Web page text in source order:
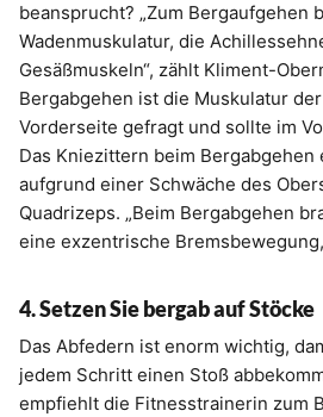
beansprucht? „Zum Bergaufgehen
Wadenmuskulatur, die
Gesäßmuskeln“, zählt Kliment-
Bergabgehen ist die Muskulatur
Vorderseite gefragt und sollte im
Das Kniezittern beim
aufgrund einer Schwäche des
Quadrizeps. „Beim Bergabgehen
eine exzentrische
4. Setzen Sie bergab auf Stöcke
Das Abfedern ist enorm wichtig,
jedem Schritt einen Stoß
empfiehlt die Fitnesstrainerin zum